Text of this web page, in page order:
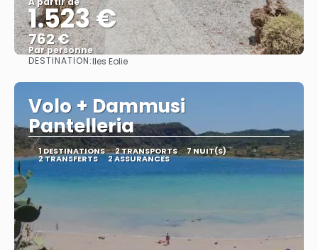
1.523 €
762 €
Par personne
DESTINATION:Iles Eolie
Volo + Dammusi
Pantelleria
1 DESTINATIONS 2 TRANSPORTS 7 NUIT(S)
2 TRANSFERTS 2 ASSURANCES